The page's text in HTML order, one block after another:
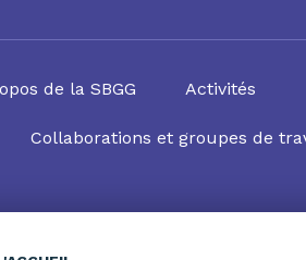
de la SBGG Activités
Collaborations et groupes de